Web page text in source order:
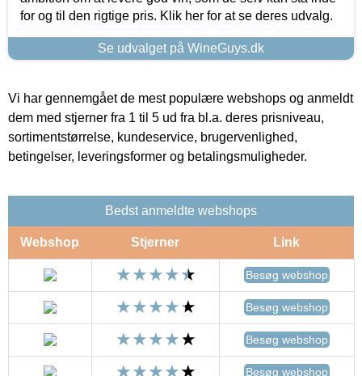
for og til den rigtige pris. Klik her for at se deres udvalg.
Se udvalget på WineGuys.dk
Vi har gennemgået de mest populære webshops og anmeldt
dem med stjerner fra 1 til 5 ud fra bl.a. deres prisniveau,
sortimentstørrelse, kundeservice, brugervenlighed,
betingelser, leveringsformer og betalingsmuligheder.
Bedst anmeldte webshops
Webshop Stjerner Link
Besøg webshop
Besøg webshop
Besøg webshop
Besøg webshop